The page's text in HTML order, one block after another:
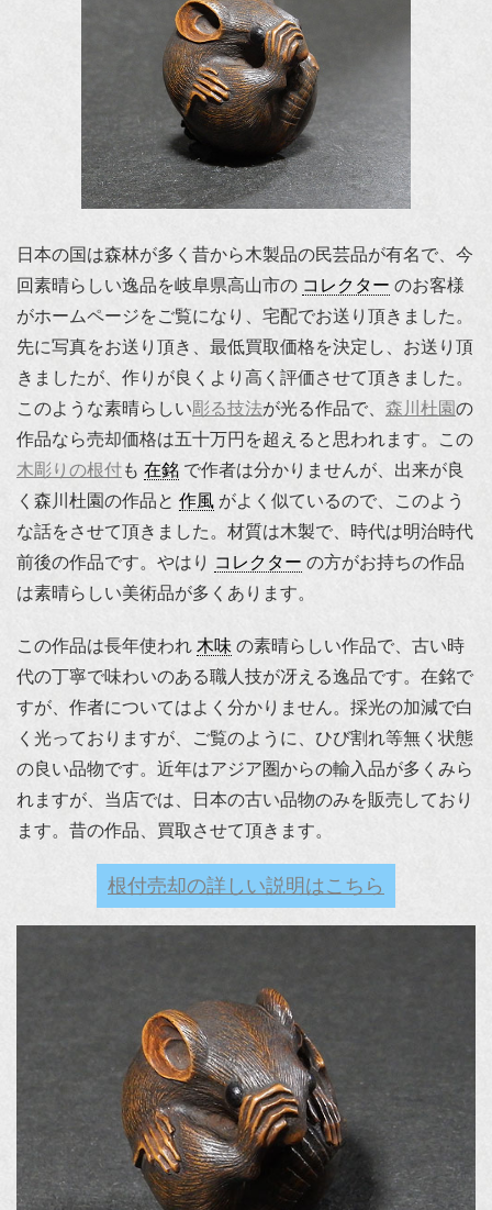
日本の国は森林が多く昔から木製品の民芸品が有名で、今
回素晴らしい逸品を岐阜県高山市の コレクター のお客様
がホームページをご覧になり、宅配でお送り頂きました。
先に写真をお送り頂き、最低買取価格を決定し、お送り頂
きましたが、作りが良くより高く評価させて頂きました。
このような素晴らしい彫る技法が光る作品で、 森川杜園の
作品なら売却価格は五十万円を超えると思われます。この
木彫りの根付も 在銘 で作者は分かりませんが、出来が良
く森川杜園の作品と 作風 がよく似ているので、このよう
な話をさせて頂きました。材質は木製で、時代は明治時代
前後の作品です。やはり コレクター の方がお持ちの作品
は素晴らしい美術品が多くあります。
この作品は長年使われ 木味 の素晴らしい作品で、古い時
代の丁寧で味わいのある職人技が冴える逸品です。在銘で
すが、作者についてはよく分かりません。採光の加減で白
く光っておりますが、ご覧のように、ひび割れ等無く状態
の良い品物です。近年はアジア圏からの輸入品が多くみら
れますが、当店では、日本の古い品物のみを販売しており
ます。昔の作品、買取させて頂きます。
根付売却の詳しい説明はこちら